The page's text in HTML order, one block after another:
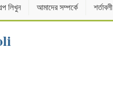
লিখুন আমাদের সম্পর্কে শর্তাবলী